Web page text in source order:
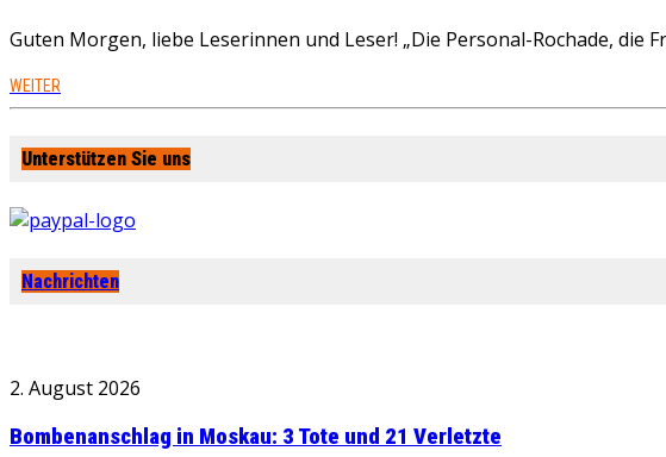
Guten Morgen, liebe Leserinnen und Leser! „Die Personal-Rochade,
WEITER
Unterstützen Sie uns
Nachrichten
2. August 2026
Bombenanschlag in Moskau: 3 Tote und 21 Verletzte